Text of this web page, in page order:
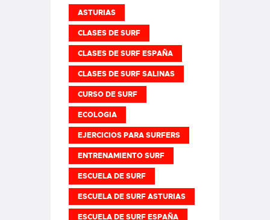
ASTURIAS
CLASES DE SURF
CLASES DE SURF ESPAÑA
CLASES DE SURF SALINAS
CURSO DE SURF
ECOLOGIA
EJERCICIOS PARA SURFERS
ENTRENAMIENTO SURF
ESCUELA DE SURF
ESCUELA DE SURF ASTURIAS
ESCUELA DE SURF ESPAÑA